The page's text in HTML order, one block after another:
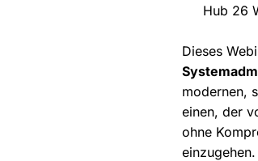
Hub 26
Dieses
modernen,
einen, der
ohne
einzugehen.